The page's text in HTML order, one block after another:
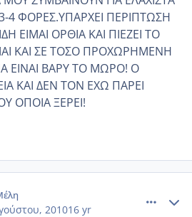
4 ΦΟΡΕΣ.ΥΠΑΡΧΕΙ ΠΕΡΙΠΤΩΣΗ
ΕΙΜΑΙ ΟΡΘΙΑ ΚΑΙ ΠΙΕΖΕΙ ΤΟ
ΚΑΙ ΣΕ ΤΟΣΟ ΠΡΟΧΩΡΗΜΕΝΗ
ΕΙΝΑΙ ΒΑΡΥ ΤΟ ΜΩΡΟ! Ο
ΚΑΙ ΔΕΝ ΤΟΝ ΕΧΩ ΠΑΡΕΙ
ΟΠΟΙΑ ΞΕΡΕΙ!
201016 yr